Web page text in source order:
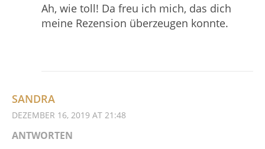
Ah, wie toll! Da freu ich mich, das dich
meine Rezension überzeugen konnte.
SANDRA
DEZEMBER 16, 2019 AT 21:48
ANTWORTEN